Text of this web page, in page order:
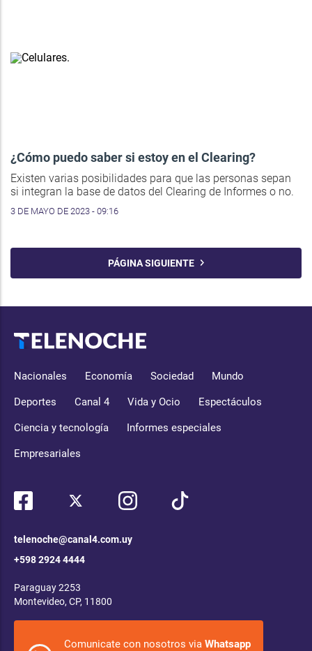
¿Cómo puedo saber si estoy en el Clearing?
Existen varias posibilidades para que las personas sepan
si integran la base de datos del Clearing de Informes o no.
3 DE MAYO DE 2023 - 09:16
PÁGINA SIGUIENTE
Nacionales Economía Sociedad Mundo
Deportes Canal 4 Vida y Ocio Espectáculos
Ciencia y tecnología Informes especiales
Empresariales
telenoche@canal4.com.uy
+598 2924 4444
Paraguay 2253
Montevideo, CP, 11800
Comunicate con nosotros via Whatsapp